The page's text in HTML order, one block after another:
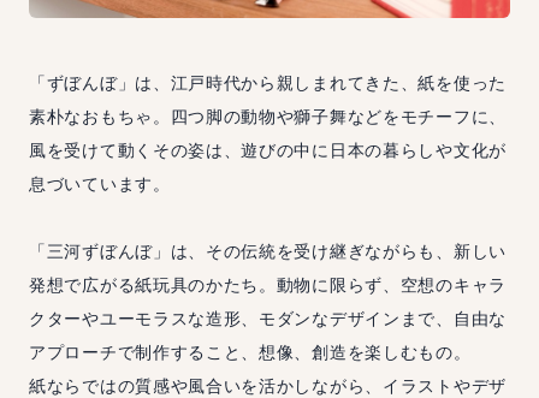
「ずぼんぼ」は、江戸時代から親しまれてきた、紙を使った
素朴なおもちゃ。四つ脚の動物や獅子舞などをモチーフに、
風を受けて動くその姿は、遊びの中に日本の暮らしや文化が
息づいています。
「三河ずぼんぼ」は、その伝統を受け継ぎながらも、新しい
発想で広がる紙玩具のかたち。動物に限らず、空想のキャラ
クターやユーモラスな造形、モダンなデザインまで、自由な
アプローチで制作すること、想像、創造を楽しむもの。
紙ならではの質感や風合いを活かしながら、イラストやデザ